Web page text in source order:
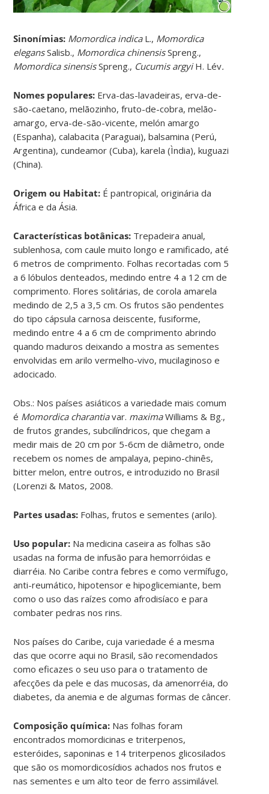
Sinonímias: Momordica indicaL., Momordica
elegansSalisb., Momordica chinensisSpreng.,
Momordica sinensisSpreng., Cucumis argyiH. Lév.
Nomes populares: Erva-das-lavadeiras, erva-de-
são-caetano, melãozinho, fruto-de-cobra, melão-
amargo, erva-de-são-vicente, melón amargo
(Espanha), calabacita (Paraguai), balsamina (Perú,
Argentina), cundeamor (Cuba), karela (Ìndia), kuguazi
(China).
Origem ou Habitat: É pantropical, originária da
África e da Ásia.
Características botânicas: Trepadeira anual,
sublenhosa, com caule muito longo e ramificado, até
6 metros de comprimento. Folhas recortadas com 5
a 6 lóbulos denteados, medindo entre 4 a 12 cm de
comprimento. Flores solitárias, de corola amarela
medindo de 2,5 a 3,5 cm. Os frutos são pendentes
do tipo cápsula carnosa deiscente, fusiforme,
medindo entre 4 a 6 cm de comprimento abrindo
quando maduros deixando a mostra as sementes
envolvidas em arilo vermelho-vivo, mucilaginoso e
adocicado.
Obs.: Nos países asiáticos a variedade mais comum
é Momordica charantiavar. maximaWilliams & Bg.,
de frutos grandes, subcilíndricos, que chegam a
medir mais de 20 cm por 5-6cm de diâmetro, onde
recebem os nomes de ampalaya, pepino-chinês,
bitter melon, entre outros, e introduzido no Brasil
(Lorenzi & Matos, 2008.
Partes usadas: Folhas, frutos e sementes (arilo).
Uso popular: Na medicina caseira as folhas são
usadas na forma de infusão para hemorróidas e
diarréia. No Caribe contra febres e como vermífugo,
anti-reumático, hipotensor e hipoglicemiante, bem
como o uso das raízes como afrodisíaco e para
combater pedras nos rins.
Nos países do Caribe, cuja variedade é a mesma
das que ocorre aqui no Brasil, são recomendados
como eficazes o seu uso para o tratamento de
afecções da pele e das mucosas, da amenorréia, do
diabetes, da anemia e de algumas formas de câncer.
Composição química: Nas folhas foram
encontrados momordicinas e triterpenos,
esteróides, saponinas e 14 triterpenos glicosilados
que são os momordicosídios achados nos frutos e
nas sementes e um alto teor de ferro assimilável.